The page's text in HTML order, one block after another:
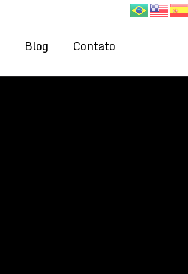
Contato
Blog